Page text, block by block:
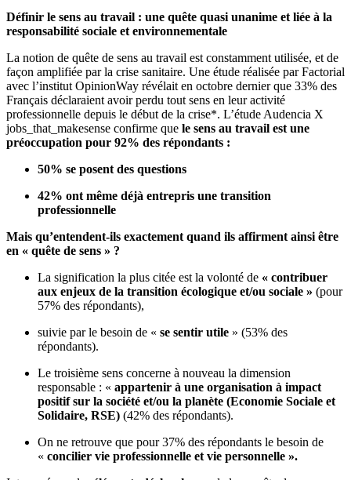
Définir le sens au travail : une quête quasi unanime et liée à la
responsabilité sociale et environnementale
La notion de quête de sens au travail est constamment utilisée, et de
façon amplifiée par la crise sanitaire. Une étude réalisée par Factorial
avec l’institut OpinionWay révélait en octobre dernier que 33% des
Français déclaraient avoir perdu tout sens en leur activité
professionnelle depuis le début de la crise*. L’étude Audencia X
jobs_that_makesense confirme que le sens au travail est une
préoccupation pour 92% des répondants :
50% se posent des questions
42% ont même déjà entrepris une transition
professionnelle
Mais qu’entendent-ils exactement quand ils affirment ainsi être
en « quête de sens » ?
La signification la plus citée est la volonté de « contribuer
aux enjeux de la transition écologique et/ou sociale » (pour
57% des répondants),
suivie par le besoin de « se sentir utile » (53% des
répondants).
Le troisième sens concerne à nouveau la dimension
responsable : « appartenir à une organisation à impact
positif sur la société et/ou la planète (Economie Sociale et
Solidaire, RSE) (42% des répondants).
On ne retrouve que pour 37% des répondants le besoin de
« concilier vie professionnelle et vie personnelle ».